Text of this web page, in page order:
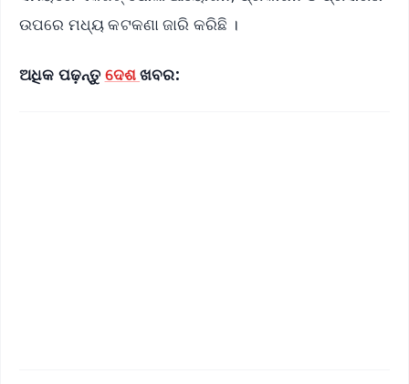
ଉପରେ ମଧ୍ୟ କଟକଣା ଜାରି କରିଛି ।
ଅଧିକ ପଢ଼ନ୍ତୁ ଦେଶଖବର: